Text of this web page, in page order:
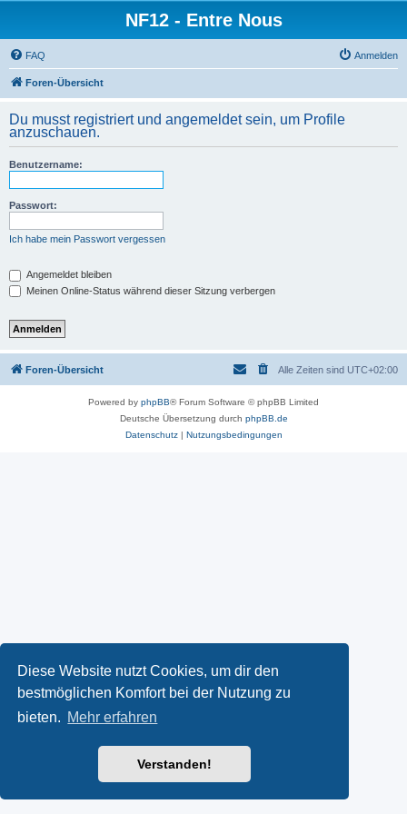
Diese Website nutzt Cookies, um dir den
bestmöglichen Komfort bei der Nutzung zu
bieten. Mehr erfahren
Verstanden!
NF12 - Entre Nous
FAQ Anmelden
Foren-Übersicht
Du musst registriert und angemeldet sein, um Profile
anzuschauen.
Benutzername:
Passwort:
Ich habe mein Passwort vergessen
Angemeldet bleiben
Meinen Online-Status während dieser Sitzung verbergen
Foren-Übersicht Alle Zeiten sind UTC+02:00
Powered by phpBB® Forum Software © phpBB Limited
Deutsche Übersetzung durch phpBB.de
Datenschutz| Nutzungsbedingungen